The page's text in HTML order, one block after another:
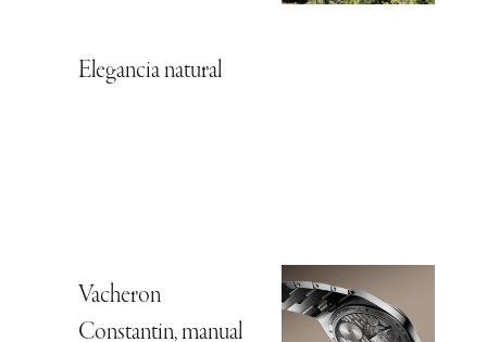
Elegancia natural
Vacheron
Constantin, manual